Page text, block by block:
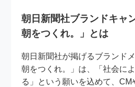
朝日新聞社ブランドキャ
朝をつくれ。」とは
朝日新聞社が掲げるブランド
朝をつくれ。」は、「社会に
る」という願いを込めて、